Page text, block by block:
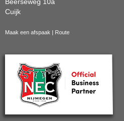
Beerseweg 10a
Cuijk
Maak een afspaak Route